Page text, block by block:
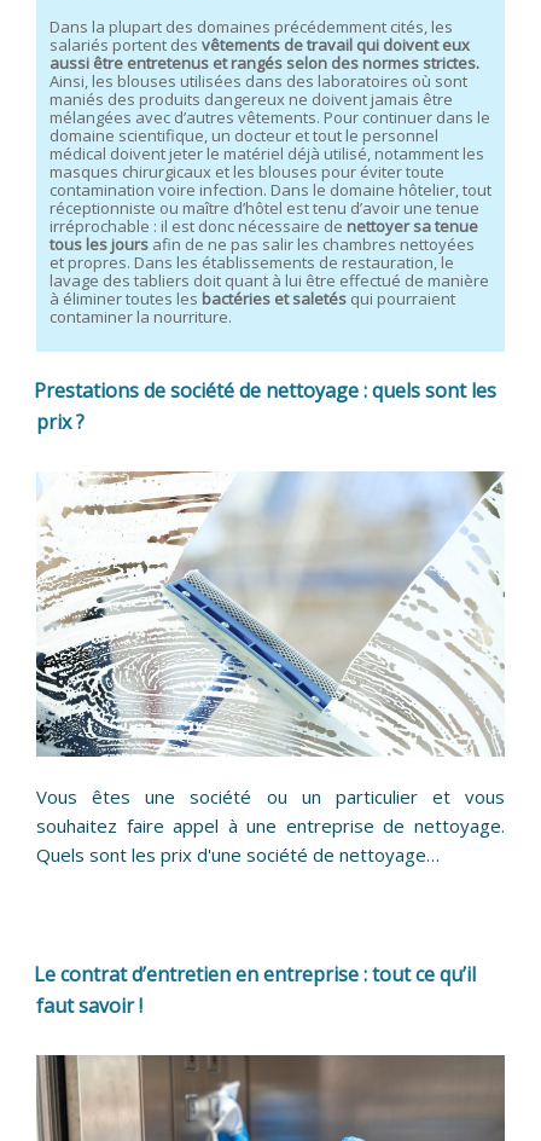
Dans la plupart des domaines précédemment cités, les
salariés portent des vêtements de travail qui doivent eux
aussi être entretenus et rangés selon des normes strictes.
Ainsi, les blouses utilisées dans des laboratoires où sont
maniés des produits dangereux ne doivent jamais être
mélangées avec d’autres vêtements. Pour continuer dans le
domaine scientifique, un docteur et tout le personnel
médical doivent jeter le matériel déjà utilisé, notamment les
masques chirurgicaux et les blouses pour éviter toute
contamination voire infection. Dans le domaine hôtelier, tout
réceptionniste ou maître d’hôtel est tenu d’avoir une tenue
irréprochable : il est donc nécessaire de nettoyer sa tenue
tous les jours afin de ne pas salir les chambres nettoyées
et propres. Dans les établissements de restauration, le
lavage des tabliers doit quant à lui être effectué de manière
à éliminer toutes les bactéries et saletés qui pourraient
contaminer la nourriture.
Prestations de société de nettoyage : quels sont les
prix ?
Vous êtes une société ou un particulier et vous
souhaitez faire appel à une entreprise de nettoyage.
Quels sont les prix d'une société de nettoyage…
Le contrat d’entretien en entreprise : tout ce qu’il
faut savoir !